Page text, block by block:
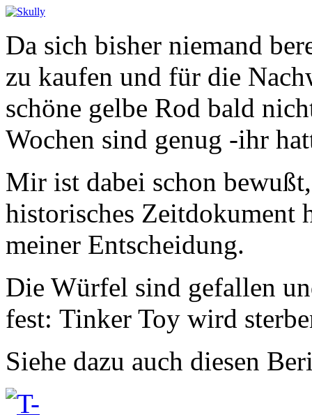
Da sich bisher niemand
zu kaufen und für die
schöne gelbe Rod bald
Wochen sind genug -ihr
Mir ist dabei schon
historisches Zeitdokument
meiner Entscheidung.
Die Würfel sind gefallen
fest: Tinker Toy wird
Siehe dazu auch diesen